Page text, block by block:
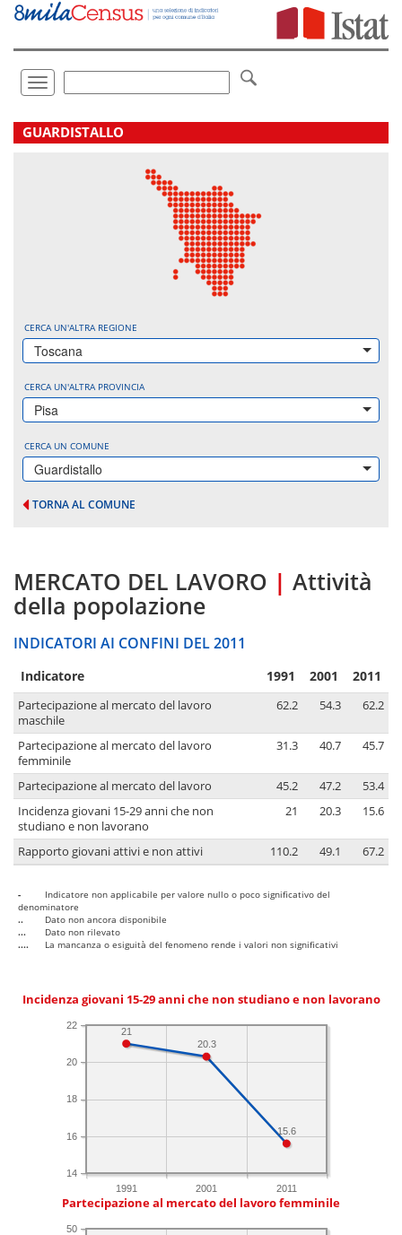
Vai
direttamente
Toggle
navigation
.
GUARDISTALLO
CERCA UN'ALTRA REGIONE
Toscana
CERCA UN'ALTRA PROVINCIA
Pisa
CERCA UN COMUNE
Guardistallo
TORNA AL COMUNE
MERCATO DEL LAVORO | Attività
della popolazione
INDICATORI AI CONFINI DEL 2011
Indicatore 1991 2001 2011
Partecipazione al mercato del lavoro
maschile
62.2 54.3 62.2
Partecipazione al mercato del lavoro
femminile
31.3 40.7 45.7
Partecipazione al mercato del lavoro 45.2 47.2
53.4
Incidenza giovani 15-29 anni che non
studiano e non lavorano
21 20.3 15.6
Rapporto giovani attivi e non attivi 110.2 49.1 67.2
-
Indicatore non applicabile per valore nullo o poco significativo del
denominatore
..
Dato non ancora disponibile
...
Dato non rilevato
....
La mancanza o esiguità del fenomeno rende i valori non significativi
Incidenza giovani 15-29 anni che non studiano e non lavorano
1991 2001 2011
14
16
18
20
22
15.6
20.3
21
Partecipazione al mercato del lavoro femminile
50